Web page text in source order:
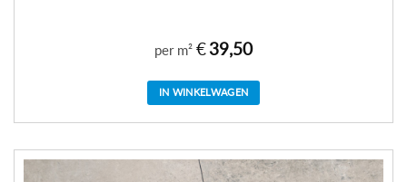
per m² €39,50
IN WINKELWAGEN